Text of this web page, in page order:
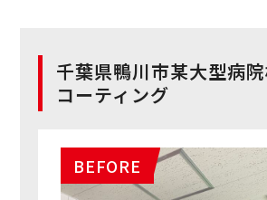
千葉県鴨川市某大型病
コーティング